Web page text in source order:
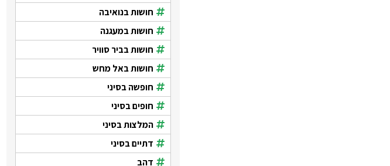
חושות בנואיבה
חושות במעגנה
חושות בביר סוויר
חושות באל מחש
חופשה בסיני
חופים בסיני
המלצות בסיני
דתיים בסיני
דהב